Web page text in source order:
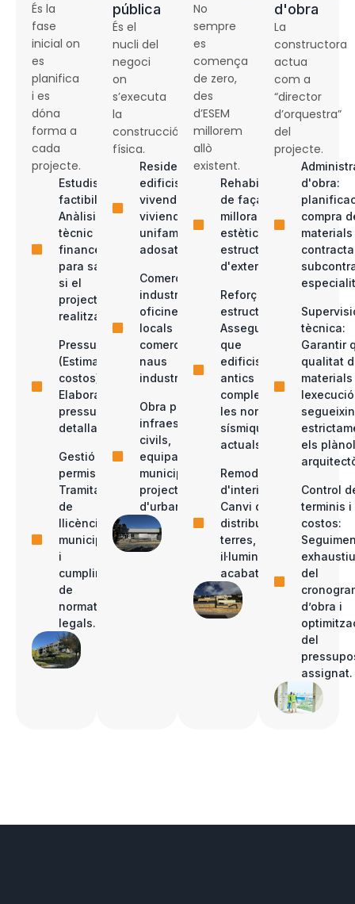
És la
fase
inicial on
es
planifica
i es
dóna
forma a
cada
projecte.
Estudis de
factibilitat:
Anàlisis
tècnic i
financer
para saber
si el
projecte és
realitzable.
Pressupostació
(Estimació de
costos):
Elaboració de
pressupostos
detallats.
Gestió de
permisos:
Tramitació
de
llicències
municipals
i
cumpliment
de
normatives
legals.
pública
És el
nucli del
negoci
on
s’executa
la
construcció
física.
Residencial:
edificis de
vivendes,
viviendas
unifamiliars,
adosats...
Comercial i
industrial:
oficines,
locals
comercials,
naus
industrials....
Obra pública:
infraestructures
civils,
equipaments
municipals i
projectes
d'urbanització.
No
sempre
es
comença
de zero,
des
d’ESEM
millorem
allò
existent.
Rehabilitació
de façanes:
millora
estètica i
estructural
d'exteriors.
Reforç
estructural:
Assegurar
que
edificis
antics
compleixin
les normes
sísmiques
actuals.
Remodelació
d'interiors:
Canvi de
distribució,
terres,
il·luminació i
acabats...
d'obra
La
constructora
actua
com a
“director
d’orquestra”
del
projecte.
d'obra:
compra
materials
tècnica:
Garantir
qualitat
materials
lexecució
segueixin
els
Control
terminis i
costos:
exhaustiu
del
d’obra i
del
assignat.